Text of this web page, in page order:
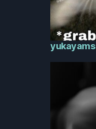
yukayams